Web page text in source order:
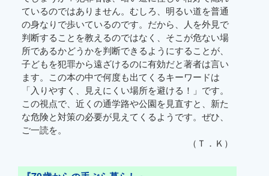
ているのではありません。むしろ、明るい道を普通
の身なりで歩いているのです。だから、人を外見で
判断することを教えるのではなく、そこが危ない場
所であるかどうかを判断できるようにすることが、
子どもを犯罪から遠ざけるのに有効だと著者は言い
ます。この本の中で何度も出てくるキーワードは
「入りやすく、見えにくい場所を避ける！」です。
この視点で、近くの通学路や公園を見直すと、新た
な危険と対策の必要が見えてくるようです。ぜひ、
ご一読を。
（Ｔ．Ｋ）